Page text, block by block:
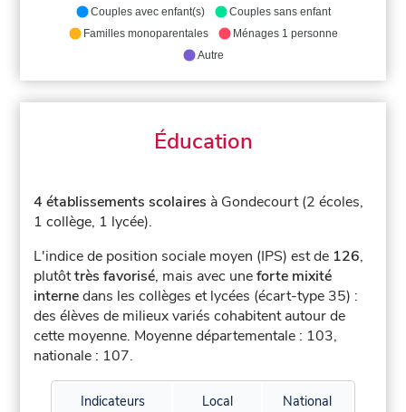
Couples avec enfant(s)
Couples sans enfant
Familles monoparentales
Ménages 1 personne
Autre
Éducation
4 établissements scolaires à Gondecourt (2 écoles,
1 collège, 1 lycée).
L'indice de position sociale moyen (IPS) est de 126,
plutôttrès favorisé, mais avec uneforte mixité
internedans les collèges et lycées (écart-type 35) :
des élèves de milieux variés cohabitent autour de
cette moyenne. Moyenne départementale : 103,
nationale : 107.
Indicateurs Local National